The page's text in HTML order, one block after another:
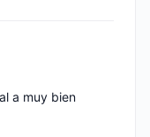
a muy bien